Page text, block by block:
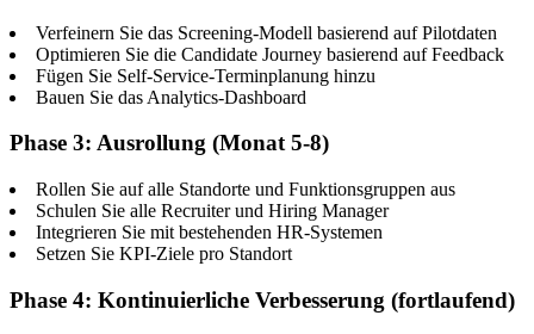
Verfeinern Sie das Screening-Modell basierend auf Pilotdaten
Optimieren Sie die Candidate Journey basierend auf Feedback
Fügen Sie Self-Service-Terminplanung hinzu
Bauen Sie das Analytics-Dashboard
Phase 3: Ausrollung (Monat 5-8)
Rollen Sie auf alle Standorte und Funktionsgruppen aus
Schulen Sie alle Recruiter und Hiring Manager
Integrieren Sie mit bestehenden HR-Systemen
Setzen Sie KPI-Ziele pro Standort
Phase 4: Kontinuierliche Verbesserung (fortlaufend)